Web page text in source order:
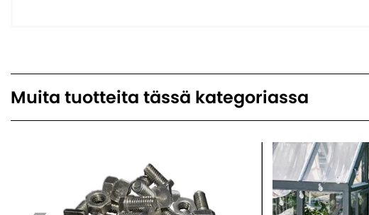
Muita tuotteita tässä kategoriassa